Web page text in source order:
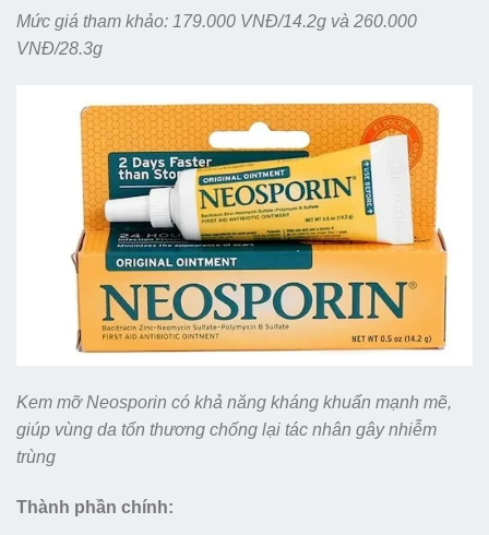
Mức giá tham khảo: 179.000 VNĐ/14.2g và 260.000
VNĐ/28.3g
Kem mỡ Neosporin có khả năng kháng khuẩn mạnh mẽ,
giúp vùng da tổn thương chống lại tác nhân gây nhiễm
trùng
Thành phần chính: